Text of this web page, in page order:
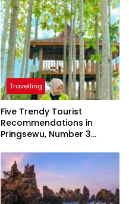
Travelling
Five Trendy Tourist
Recommendations in
Pringsewu, Number 3
President